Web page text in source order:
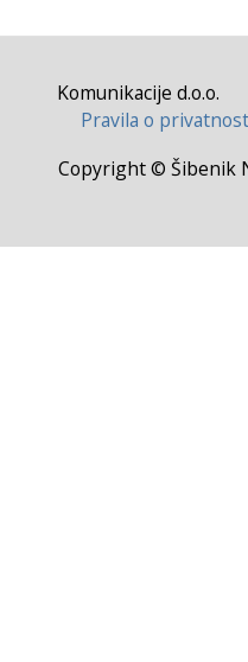
Komunikacije d.o.o.
Pravila o
Copyright © Šibenik